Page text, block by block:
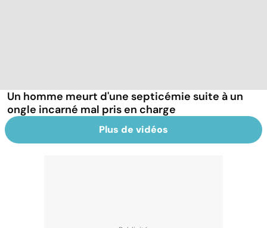
Un homme meurt d'une septicémie suite à un
ongle incarné mal pris en charge
Plus de vidéos